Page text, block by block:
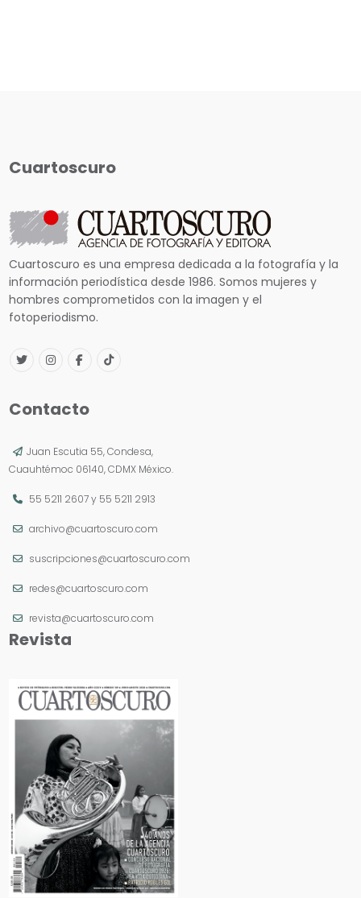
Cuartoscuro
Cuartoscuro es una empresa dedicada a la fotografía y la
información periodística desde 1986. Somos mujeres y
hombres comprometidos con la imagen y el
fotoperiodismo.
Contacto
Juan Escutia 55, Condesa,
Cuauhtémoc 06140, CDMX México.
55 5211 2607y 55 5211 2913
archivo@cuartoscuro.com
suscripciones@cuartoscuro.com
redes@cuartoscuro.com
revista@cuartoscuro.com
Revista